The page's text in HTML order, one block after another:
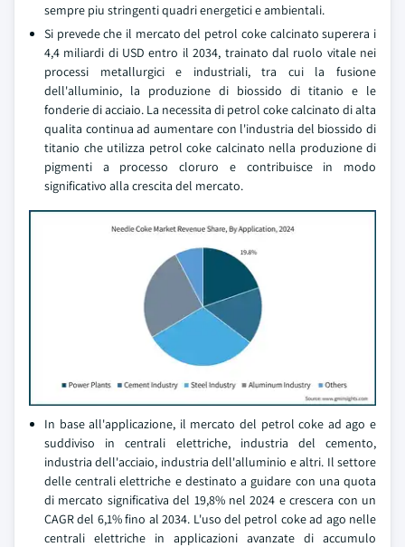
sempre piu stringenti quadri energetici e ambientali.
Si prevede che il mercato del petrol coke calcinato superera i
4,4 miliardi di USD entro il 2034, trainato dal ruolo vitale nei
processi metallurgici e industriali, tra cui la fusione
dell'alluminio, la produzione di biossido di titanio e le
fonderie di acciaio. La necessita di petrol coke calcinato di alta
qualita continua ad aumentare con l'industria del biossido di
titanio che utilizza petrol coke calcinato nella produzione di
pigmenti a processo cloruro e contribuisce in modo
significativo alla crescita del mercato.
In base all'applicazione, il mercato del petrol coke ad ago e
suddiviso in centrali elettriche, industria del cemento,
industria dell'acciaio, industria dell'alluminio e altri. Il settore
delle centrali elettriche e destinato a guidare con una quota
di mercato significativa del 19,8% nel 2024 e crescera con un
CAGR del 6,1% fino al 2034. L'uso del petrol coke ad ago nelle
centrali elettriche in applicazioni avanzate di accumulo